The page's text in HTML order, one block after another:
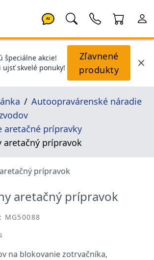
AI
špeciálne akcie!
ujsť skvelé ponuky!
Zľavnené
produkty
Autoopravárenské náradie
aretačné prípravky
aretačný prípravok
aretačný prípravok
na blokovanie zotrvačníka,